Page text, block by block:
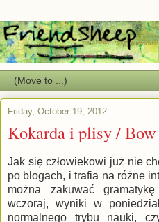
Friday, October 19, 2012
Kokarda i plisy / Bow
Jak się człowiekowi już nie
po blogach, i trafia na różne
można zakuwać
wczoraj, wyniki w
normalnego trybu nauki,